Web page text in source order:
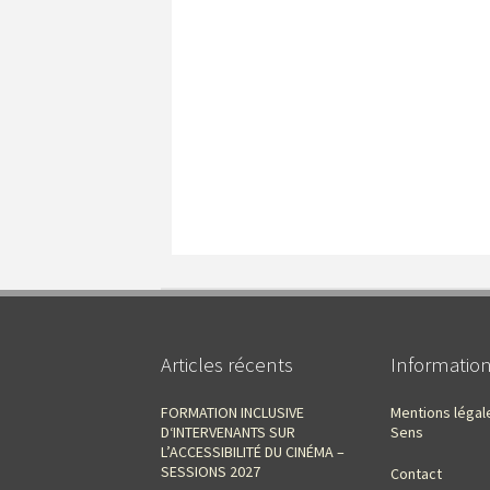
Articles récents
FORMATION INCLUSIVE
D‘INTERVENANTS SUR
L’ACCESSIBILITÉ DU CINÉMA –
SESSIONS 2027
Mentions
Sens
Contact